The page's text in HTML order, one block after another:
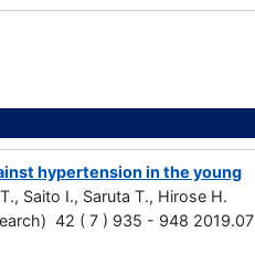
hypertension in the young
Saito I., Saruta T., Hirose H.
42 ( 7 ) 935 - 948 2019.07